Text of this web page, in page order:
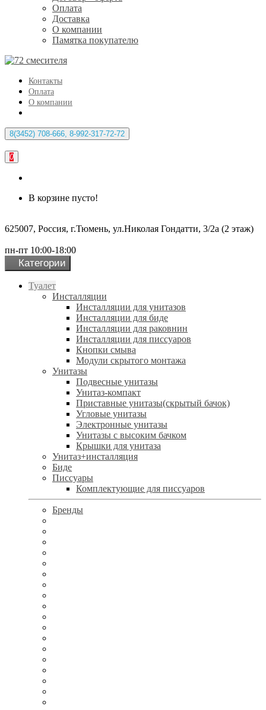
Оплата
Доставка
О компании
Памятка покупателю
Контакты
Оплата
О компании
8(3452) 708-666, 8-992-317-72-72
0
В корзине пусто!
625007, Россия, г.Тюмень, ул.Николая Гондатти, 3/2а (2 этаж)
пн-пт 10:00-18:00
Категории
Туалет
Инсталляции
Инсталляции для унитазов
Инсталляции для биде
Инсталляции для раковнин
Инсталляции для писсуаров
Кнопки смыва
Модули скрытого монтажа
Унитазы
Подвесные унитазы
Унитаз-компакт
Приставные унитазы(скрытый бачок)
Угловые унитазы
Электронные унитазы
Унитазы с высоким бачком
Крышки для унитаза
Унитаз+инсталляция
Биде
Писсуары
Комплектующие для писсуаров
Бренды